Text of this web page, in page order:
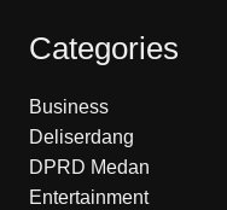
Categories
Business
Deliserdang
DPRD Medan
Entertainment